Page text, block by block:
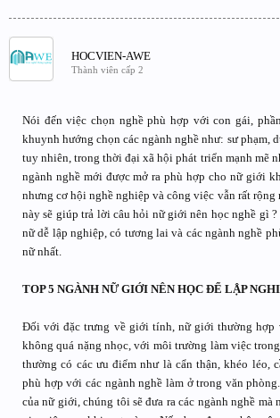
HOCVIEN-AWE
Thành viên cấp 2
Nói đến việc chọn nghề phù hợp với con gái,
khuynh hướng chọn các ngành nghề như: sư phạm,
tuy nhiên, trong thời đại xã hội phát triển mạnh mẽ
ngành nghề mới được mở ra phù hợp cho nữ giới
nhưng cơ hội nghề nghiệp và công việc vẫn rất
này sẽ giúp trả lời câu hỏi nữ giới nên học nghề gì
nữ dễ lập nghiệp, có tương lai và các ngành nghề
nữ nhất.
TOP 5 NGÀNH NỮ GIỚI NÊN HỌC ĐỂ LẬP
Đối với đặc trưng về giới tính, nữ giới thường hợp
không quá nặng nhọc, với môi trường làm việc
thường có các ưu điểm như là cẩn thận, khéo léo,
phù hợp với các ngành nghề làm ở trong văn
của nữ giới, chúng tôi sẽ đưa ra các ngành nghề mà